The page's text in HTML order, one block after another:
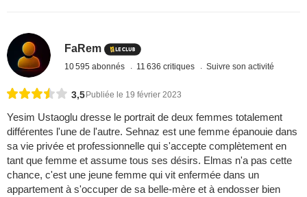
FaRem
10 595 abonnés 11 636 critiques Suivre son activité
3,5Publiée le 19 février 2023
Yesim Ustaoglu dresse le portrait de deux femmes totalement
différentes l'une de l'autre. Sehnaz est une femme épanouie dans
sa vie privée et professionnelle qui s'accepte complètement en
tant que femme et assume tous ses désirs. Elmas n'a pas cette
chance, c'est une jeune femme qui vit enfermée dans un
appartement à s'occuper de sa belle-mère et à endosser bien